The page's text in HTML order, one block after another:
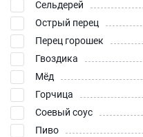
Сельдерей
Острый перец
Перец горошек
Гвоздика
Мёд
Горчица
Соевый соус
Пиво